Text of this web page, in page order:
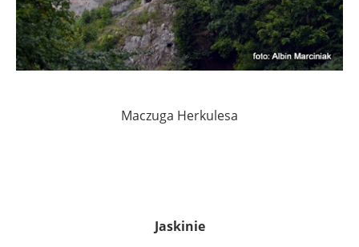
Maczuga Herkulesa
Jaskinie